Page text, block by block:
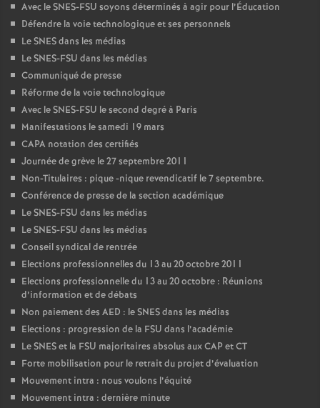
Avec le SNES-FSU soyons déterminés à agir pour l’Éducation
Défendre la voie technologique et ses personnels
Le SNES dans les médias
Le SNES-FSU dans les médias
Communiqué de presse
Réforme de la voie technologique
Avec le SNES-FSU le second degré à Paris
Manifestations le samedi 19 mars
CAPA notation des certifiés
Journée de grève le 27 septembre 2011
Non-Titulaires : pique -nique revendicatif le 7 septembre.
Conférence de presse de la section académique
Le SNES-FSU dans les médias
Le SNES-FSU dans les médias
Conseil syndical de rentrée
Elections professionnelles du 13 au 20 octobre 2011
Elections professionnelle du 13 au 20 octobre : Réunions
d’information et de débats
Non paiement des AED : le SNES dans les médias
Elections : progression de la FSU dans l’académie
Le SNES et la FSU majoritaires absolus aux CAP et CT
Forte mobilisation pour le retrait du projet d’évaluation
Mouvement intra : nous voulons l’équité
Mouvement intra : dernière minute